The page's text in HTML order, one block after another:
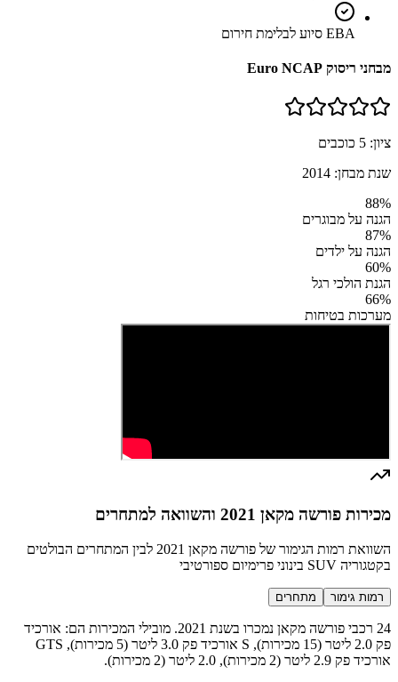
EBA סיוע לבלימת חירום
מבחני ריסוק Euro NCAP
ציון: 5 כוכבים
שנת מבחן: 2014
88%
הגנה על מבוגרים
87%
הגנה על ילדים
60%
הגנת הולכי רגל
66%
מערכות בטיחות
מכירות פורשה מקאן 2021 והשוואה למתחרים
השוואת רמות הגימור של פורשה מקאן 2021 לבין המתחרים הבולטים
בקטגוריה SUV בינוני פרימיום ספורטיבי
רמות גימור מתחרים
24 רכבי פורשה מקאן נמכרו בשנת 2021. מובילי המכירות הם: אורכיד
פק 2.0 ליטר (15 מכירות), S אורכיד פק 3.0 ליטר (5 מכירות), GTS
אורכיד פק 2.9 ליטר (2 מכירות), 2.0 ליטר (2 מכירות).